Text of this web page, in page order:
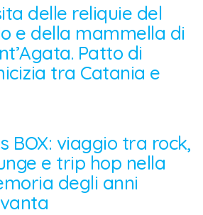
delle reliquie del
e della mammella di
Patto di
tra Catania e
BOX: viaggio tra rock,
e trip hop nella
degli anni